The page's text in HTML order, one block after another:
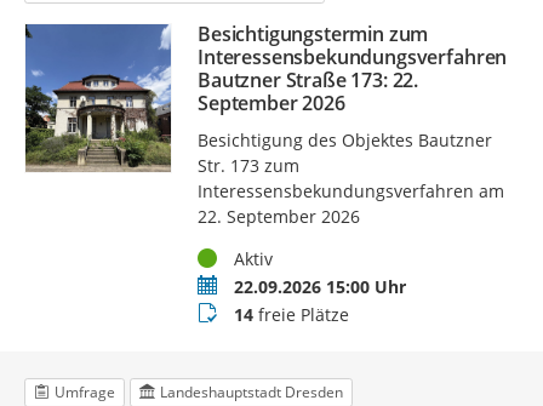
Besichtigungstermin zum
Interessensbekundungsverfahren
Bautzner Straße 173: 22.
September 2026
Besichtigung des Objektes Bautzner
Str. 173 zum
Interessensbekundungsverfahren am
22. September 2026
StatusAktiv
Termin22.09.2026 15:00 Uhr
Buchungsstatus
14freie Plätze
Umfrage
Landeshauptstadt Dresden